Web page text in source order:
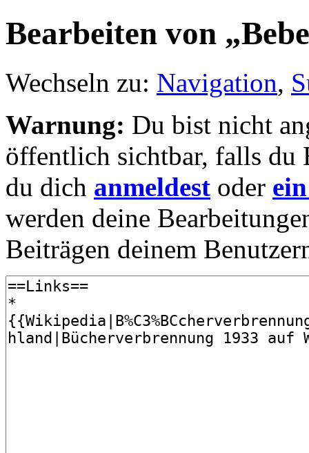
Bearbeiten von
Wechseln zu: Navigation,
Warnung: Du bist nicht
öffentlich sichtbar, falls du
du dich anmeldest oder
werden deine
Beiträgen deinem